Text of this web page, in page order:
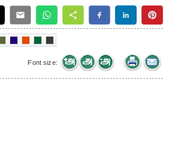
Font size: